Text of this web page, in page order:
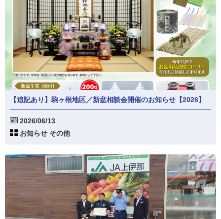
【追記あり】駒ヶ根地区／新盆相談会開催のお知らせ【2026】
2026/06/13
お知らせ その他